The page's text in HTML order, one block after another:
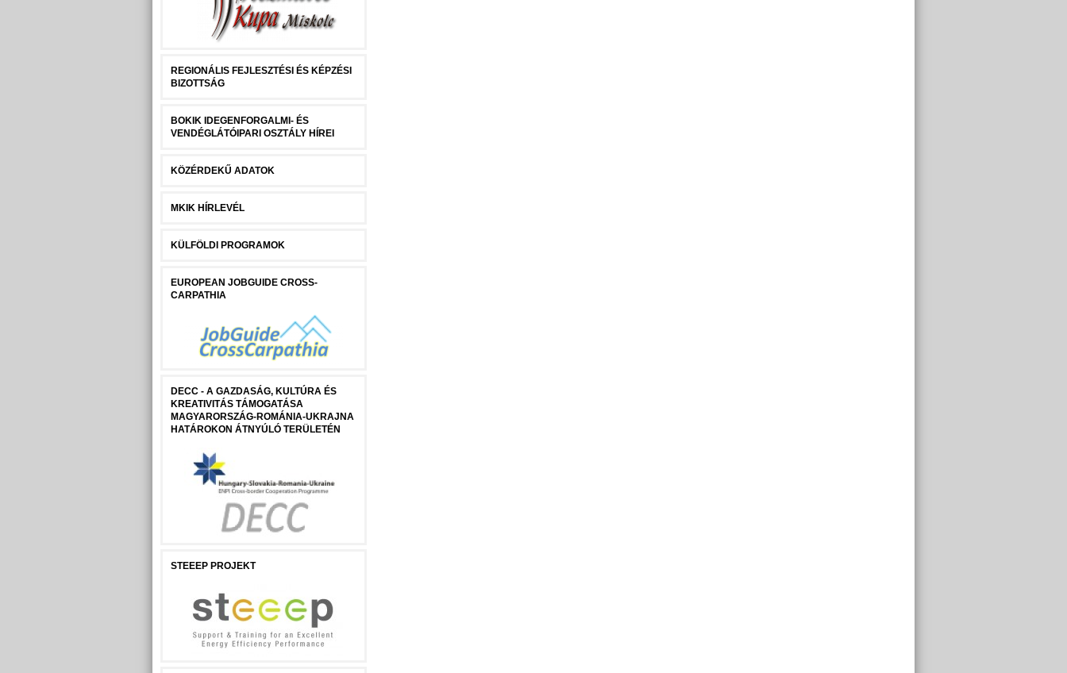
REGIONÁLIS FEJLESZTÉSI ÉS KÉPZÉSI
BIZOTTSÁG
BOKIK IDEGENFORGALMI- ÉS
VENDÉGLÁTÓIPARI OSZTÁLY HÍREI
KÖZÉRDEKŰ ADATOK
MKIK HÍRLEVÉL
KÜLFÖLDI PROGRAMOK
EUROPEAN JOBGUIDE CROSS-
CARPATHIA
DECC - A GAZDASÁG, KULTÚRA ÉS
KREATIVITÁS TÁMOGATÁSA
MAGYARORSZÁG-ROMÁNIA-UKRAJNA
HATÁROKON ÁTNYÚLÓ TERÜLETÉN
STEEEP PROJEKT